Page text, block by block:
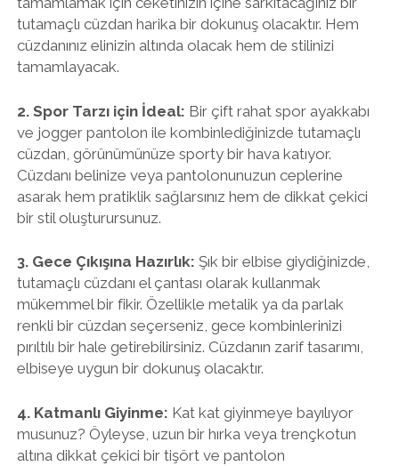
tutamaçlı cüzdan harika bir dokunuş olacaktır. Hem
cüzdanınız elinizin altında olacak hem de stilinizi
tamamlayacak.
2. Spor Tarzı için İdeal: Bir çift rahat spor ayakkabı
ve jogger pantolon ile kombinlediğinizde tutamaçlı
cüzdan, görünümünüze sporty bir hava katıyor.
Cüzdanı belinize veya pantolonunuzun ceplerine
asarak hem pratiklik sağlarsınız hem de dikkat çekici
bir stil oluşturursunuz.
3. Gece Çıkışına Hazırlık: Şık bir elbise giydiğinizde,
tutamaçlı cüzdanı el çantası olarak kullanmak
mükemmel bir fikir. Özellikle metalik ya da parlak
renkli bir cüzdan seçerseniz, gece kombinlerinizi
pırıltılı bir hale getirebilirsiniz. Cüzdanın zarif tasarımı,
elbiseye uygun bir dokunuş olacaktır.
4. Katmanlı Giyinme: Kat kat giyinmeye bayılıyor
musunuz? Öyleyse, uzun bir hırka veya trençkotun
altına dikkat çekici bir tişört ve pantolon